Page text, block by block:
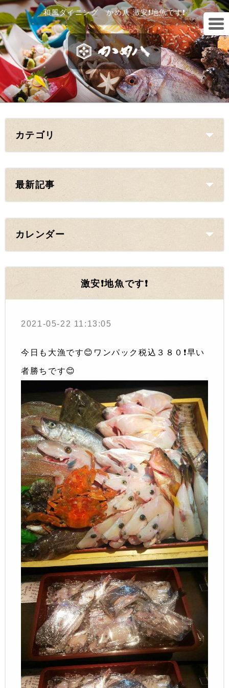
和風ダイニング かめ八 激安❗地魚です❗
カテゴリ
最新記事
カレンダー
激安❗地魚です❗
2021-05-22 11:13:05
今日も大漁です😊ワンパック税込３８０❗️早い
者勝ちです😊